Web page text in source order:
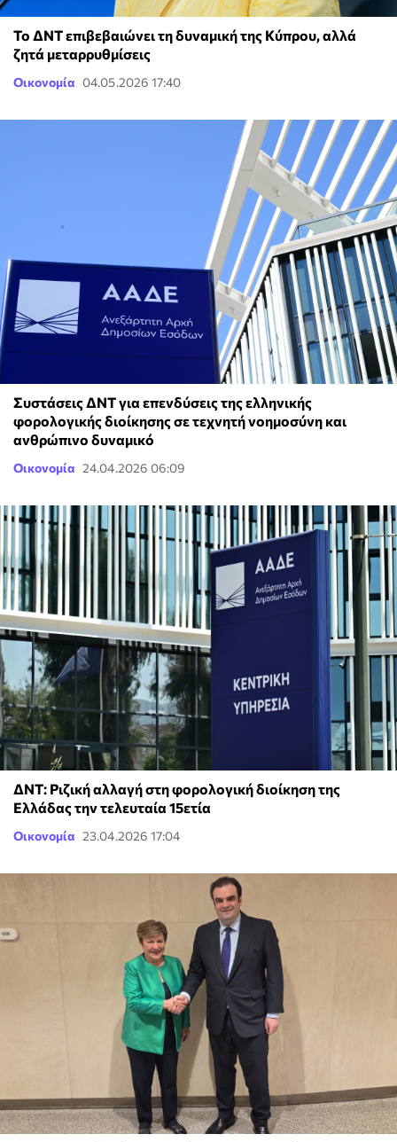
Το ΔΝΤ επιβεβαιώνει τη δυναμική της Κύπρου, αλλά
ζητά μεταρρυθμίσεις
Οικονομία 04.05.2026 17:40
Συστάσεις ΔΝΤ για επενδύσεις της ελληνικής
φορολογικής διοίκησης σε τεχνητή νοημοσύνη και
ανθρώπινο δυναμικό
Οικονομία 24.04.2026 06:09
ΔΝΤ: Ριζική αλλαγή στη φορολογική διοίκηση της
Ελλάδας την τελευταία 15ετία
Οικονομία 23.04.2026 17:04